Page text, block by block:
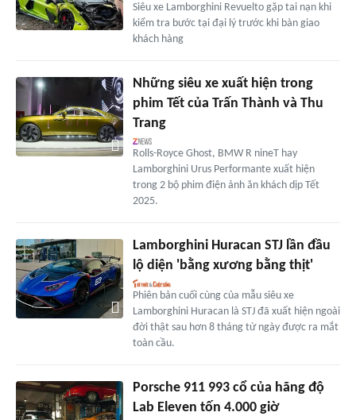
Siêu xe Lamborghini Revuelto gặp tai nạn khi
kiểm tra bước tại đại lý trước khi bàn giao
khách hàng
Những siêu xe xuất hiện trong
phim Tết của Trấn Thành và Thu
Trang
Rolls-Royce Ghost, BMW R nineT hay
Lamborghini Urus Performante xuất hiện
trong 2 bộ phim điện ảnh ăn khách dịp Tết
2025.
Lamborghini Huracan STJ lần đầu
lộ diện 'bằng xương bằng thịt'
Phiên bản cuối cùng của mẫu siêu xe
Lamborghini Huracan là STJ đã xuất hiện ngoài
đời thật sau hơn 8 tháng từ ngày được ra mắt
toàn cầu.
Porsche 911 993 cổ của hãng độ
Lab Eleven tốn 4.000 giờ